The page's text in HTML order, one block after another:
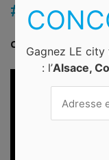
#9 Driving
Chris Rea vous
Gagnez LE
: l’Alsace,